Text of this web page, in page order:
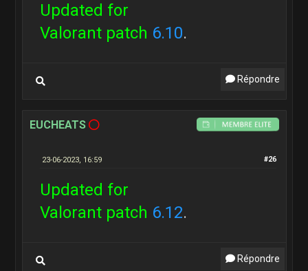
Updated for
Valorant patch 6.10.
Répondre
EUCHEATS
#26
23-06-2023, 16:59
Updated for
Valorant patch 6.12.
Répondre